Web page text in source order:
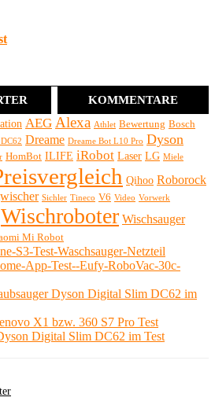
KOMMENTARE
AEG Alexa Athlet Bewertung Bosch
Dreame Dreame Bot L10 Pro Dyson
HomBot ILIFE iRobot Laser LG Miele
Qihoo Roborock
Sichler Tineco V6 Video Vorwerk
Wischroboter Wischsauger
Mi Robot
S3-Test-Waschsauger-Netzteil
App-Test--Eufy-RoboVac-30c-
Dyson Digital Slim DC62 im
X1 bzw. 360 S7 Pro Test
Digital Slim DC62 im Test